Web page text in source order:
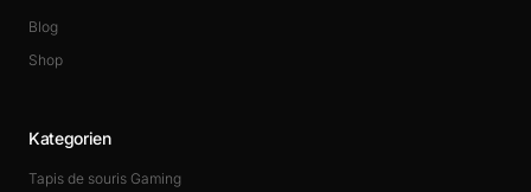
Blog
Shop
Kategorien
Tapis de souris Gaming